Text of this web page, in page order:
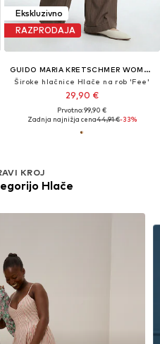
Ekskluzivno
RAZPRODAJA
GUIDO MARIA KRETSCHMER WOMEN
Široke hlačnice Hlače na rob 'Fee'
29,90 €
Prvotno: 99,90 €
Zadnja najnižja cena44,91 €-33%
KROJ
Hlače